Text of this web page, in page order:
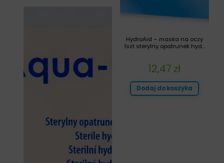
HydroAid – maska na oczy
1szt sterylny opatrunek hyd...
12,47 zł
Dodaj do koszyka